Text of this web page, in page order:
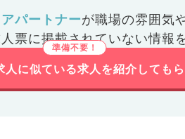
パートナーが職場の雰囲気
票に掲載されていない情報
人に似ている求人を紹介してもら